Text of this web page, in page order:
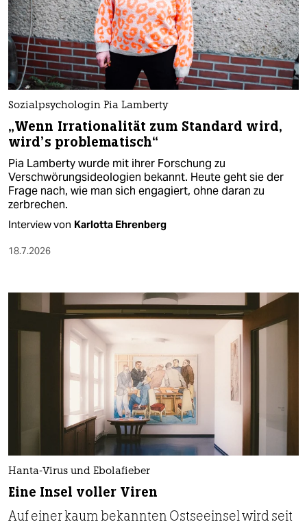
Sozialpsychologin Pia Lamberty
„Wenn Irrationalität zum Standard wird,
wird’s problematisch“
Pia Lamberty wurde mit ihrer Forschung zu
Verschwörungsideologien bekannt. Heute geht sie der
Frage nach, wie man sich engagiert, ohne daran zu
zerbrechen.
Interview von Karlotta Ehrenberg
18.7.2026
Hanta-Virus und Ebolafieber
Eine Insel voller Viren
Auf einer kaum bekannten Ostseeinsel wird seit